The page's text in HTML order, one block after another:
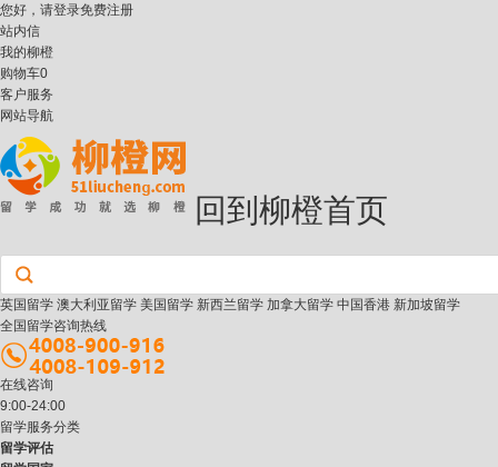
您好，请登录免费注册
站内信
我的柳橙
购物车0
客户服务
网站导航
回到柳橙首页
英国留学 澳大利亚留学 美国留学 新西兰留学 加拿大留学 中国香港 新加坡留学
全国留学咨询热线
在线咨询
9:00-24:00
留学服务分类
留学评估